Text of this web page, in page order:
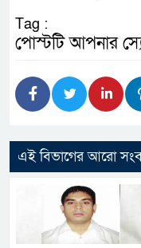
Tag :
পোস্টটি আপনার
এই বিভাগের আরো